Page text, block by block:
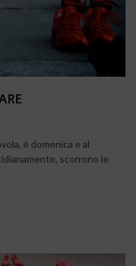
è domenica e al
scorrono le